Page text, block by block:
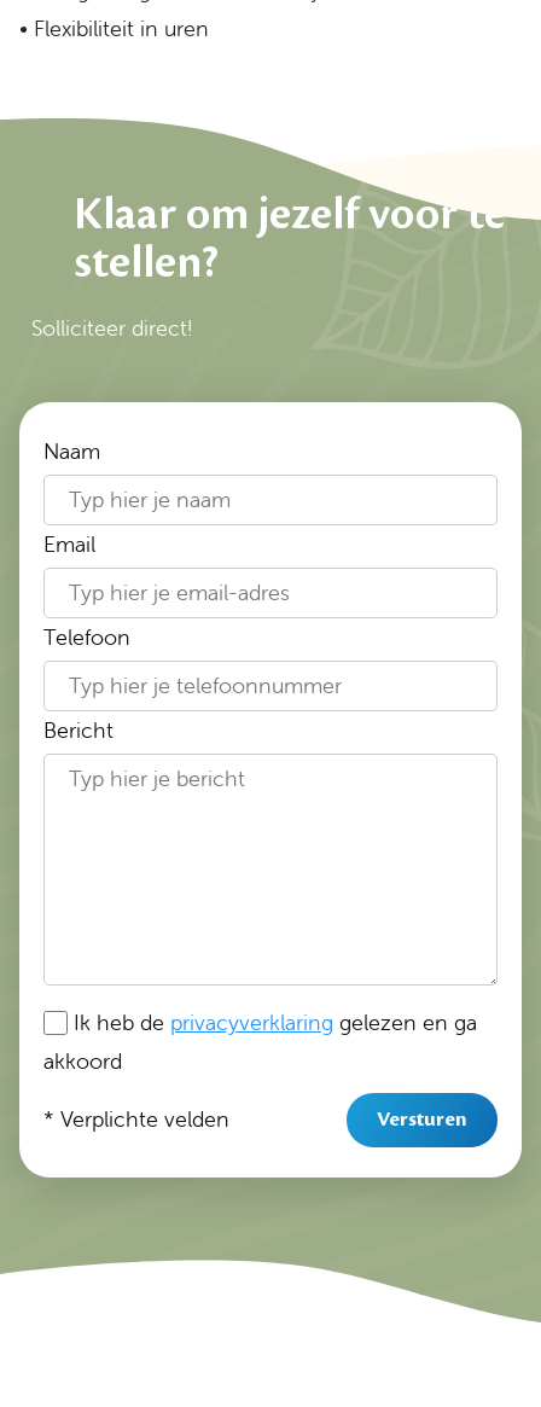
• Flexibiliteit in uren
Klaar om jezelf voor te
stellen?
Solliciteer direct!
Naam
Email
Telefoon
Bericht
Ik heb de privacyverklaring gelezen en ga
akkoord
* Verplichte velden Versturen